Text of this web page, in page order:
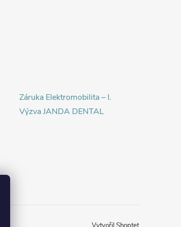
Záruka Elektromobilita – I.
Výzva JANDA DENTAL